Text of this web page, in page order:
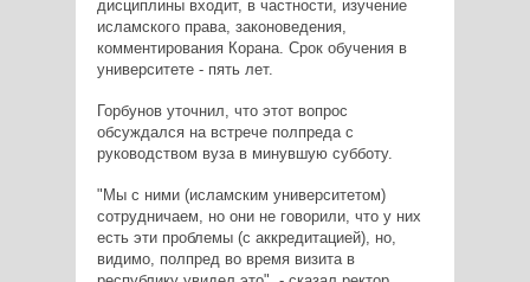
дисциплины входит, в частности, изучение
исламского права, законоведения,
комментирования Корана. Срок обучения в
университете - пять лет.
Горбунов уточнил, что этот вопрос
обсуждался на встрече полпреда с
руководством вуза в минувшую субботу.
"Мы с ними (исламским университетом)
сотрудничаем, но они не говорили, что у них
есть эти проблемы (с аккредитацией), но,
видимо, полпред во время визита в